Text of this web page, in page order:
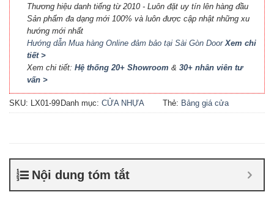
Thương hiệu danh tiếng từ 2010 - Luôn đặt uy tín lên hàng đầu
Sản phẩm đa dạng mới 100% và luôn được cập nhật những xu
hướng mới nhất
Hướng dẫn Mua hàng Online đảm bảo tại Sài Gòn DoorXem chi
tiết >
Xem chi tiết: Hệ thống 20+ Showroom & 30+ nhân viên tư
vấn >
SKU: LX01-99 Danh mục: CỬA NHỰA
COMPOSITE
Thẻ: Bảng giá cửa
Composite,Báo giá cửa
composite có tốt không,Sản
Nội dung tóm tắt